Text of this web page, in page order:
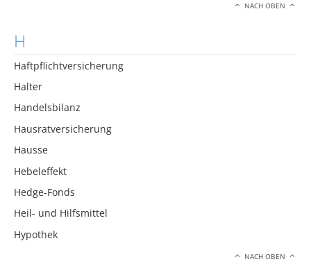
NACH OBEN
H
Haftpflichtversicherung
Halter
Handelsbilanz
Hausratversicherung
Hausse
Hebeleffekt
Hedge-Fonds
Heil- und Hilfsmittel
Hypothek
NACH OBEN